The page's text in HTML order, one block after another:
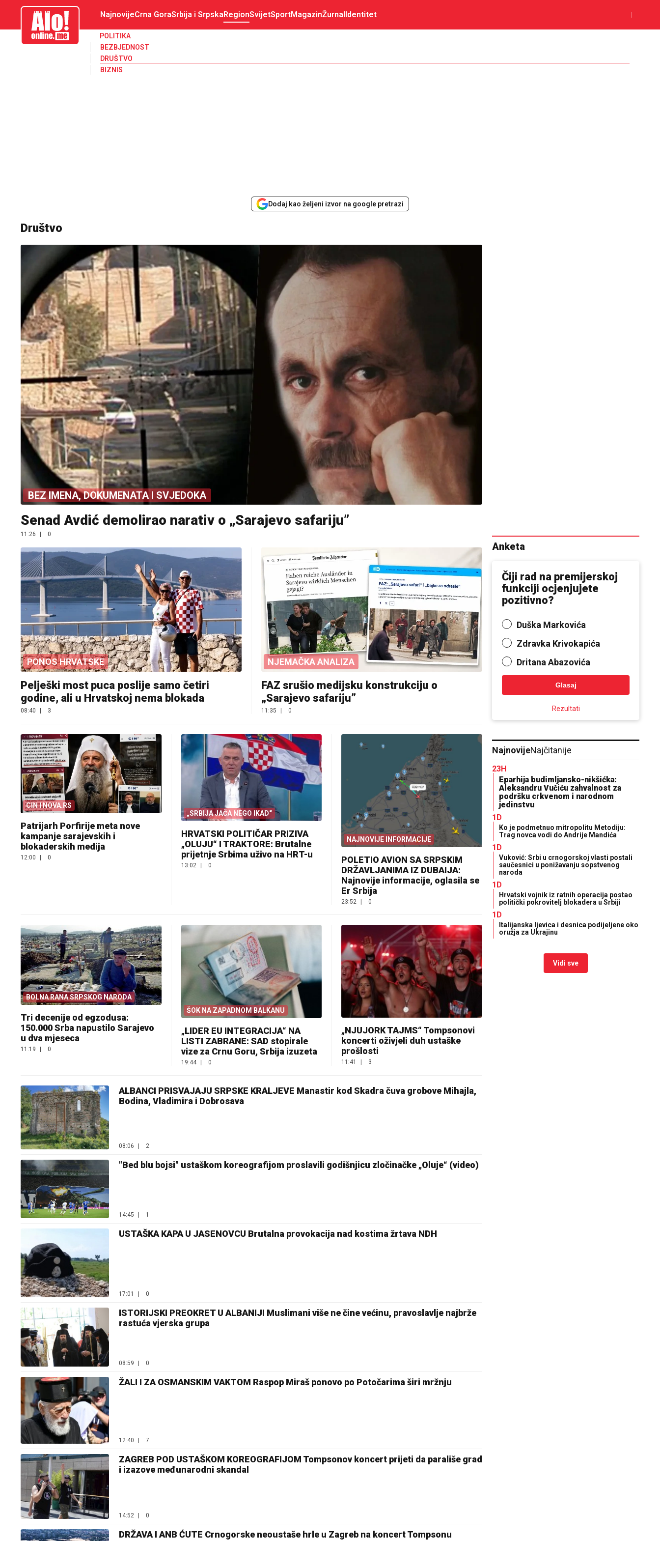
aloonline.me NajnovijeCrna GoraSrbija i SrpskaRegionSvijetSportMagazinŽurnalIdentitet
POLITIKA
BEZBJEDNOST
DRUŠTVO
BIZNIS
Dodaj kao željeni izvor na google pretrazi
Društvo
BEZ IMENA, DOKUMENATA I SVJEDOKA
Senad Avdić demolirao narativ o „Sarajevo safariju”
11:26 | 0
PONOS HRVATSKE
Pelješki most puca poslije samo četiri
godine, ali u Hrvatskoj nema blokada
08:40 | 3
NJEMAČKA ANALIZA
FAZ srušio medijsku konstrukciju o
„Sarajevo safariju”
11:35 | 0
CIN I NOVA.RS
Patrijarh Porfirije meta nove
kampanje sarajevskih i
blokaderskih medija
12:00 | 0
„SRBIJA JAČA NEGO IKAD“
HRVATSKI POLITIČAR PRIZIVA
„OLUJU“ I TRAKTORE: Brutalne
prijetnje Srbima uživo na HRT-u
13:02 0
NAJNOVIJE INFORMACIJE
POLETIO AVION SA SRPSKIM
DRŽAVLJANIMA IZ DUBAIJA:
Najnovije informacije, oglasila se
Er Srbija
23:52 0
BOLNA RANA SRPSKOG NARODA
Tri decenije od egzodusa:
150.000 Srba napustilo Sarajevo
u dva mjeseca
11:19 0
ŠOK NA ZAPADNOM BALKANU
„LIDER EU INTEGRACIJA“ NA
LISTI ZABRANE: SAD stopirale
vize za Crnu Goru, Srbija izuzeta
19:44 | 0
„NJUJORK TAJMS“ Tompsonovi
koncerti oživjeli duh ustaške
prošlosti
11:41 3
ALBANCI PRISVAJAJU SRPSKE KRALJEVE Manastir kod Skadra čuva grobove Mihajla,
Bodina, Vladimira i Dobrosava
08:06 | 2
"Bed blu bojsi" ustaškom koreografijom proslavili godišnjicu zločinačke „Oluje“ (video)
14:45 1
USTAŠKA KAPA U JASENOVCU Brutalna provokacija nad kostima žrtava NDH
17:01 0
ISTORIJSKI PREOKRET U ALBANIJI Muslimani više ne čine većinu, pravoslavlje najbrže
rastuća vjerska grupa
08:59 0
ŽALI I ZA OSMANSKIM VAKTOM Raspop Miraš ponovo po Potočarima širi mržnju
12:40 | 7
ZAGREB POD USTAŠKOM KOREOGRAFIJOM Tompsonov koncert prijeti da parališe grad
i izazove međunarodni skandal
14:52 0
DRŽAVA I ANB ĆUTE Crnogorske neoustaše hrle u Zagreb na koncert Tompsonu
Anketa
Čiji rad na premijerskoj
funkciji ocjenjujete
pozitivno?
Duška Markovića
Zdravka Krivokapića
Dritana Abazovića
Glasaj
Rezultati
NajnovijeNajčitanije
23H
Eparhija budimljansko-nikšićka:
Aleksandru Vučiću zahvalnost za
podršku crkvenom i narodnom
jedinstvu
1D
Ko je podmetnuo mitropolitu Metodiju:
Trag novca vodi do Andrije Mandića
1D
Vuković: Srbi u crnogorskoj vlasti postali
saučesnici u ponižavanju sopstvenog
naroda
1D
Hrvatski vojnik iz ratnih operacija postao
politički pokrovitelj blokadera u Srbiji
1D
Italijanska ljevica i desnica podijeljene oko
oružja za Ukrajinu
Vidi sve